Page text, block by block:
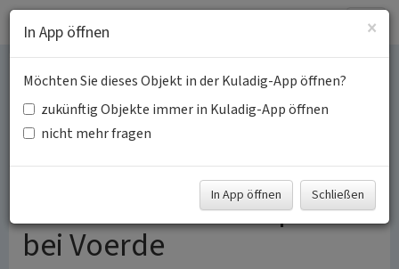
Zwei Kopfeichen in der
Nähe der
Mommniederung
nordwestlich von Spellen
bei Voerde
×
In App öffnen
Möchten Sie dieses Objekt in der Kuladig-App öffnen?
zukünftig Objekte immer in Kuladig-App öffnen
nicht mehr fragen
In App öffnen Schließen